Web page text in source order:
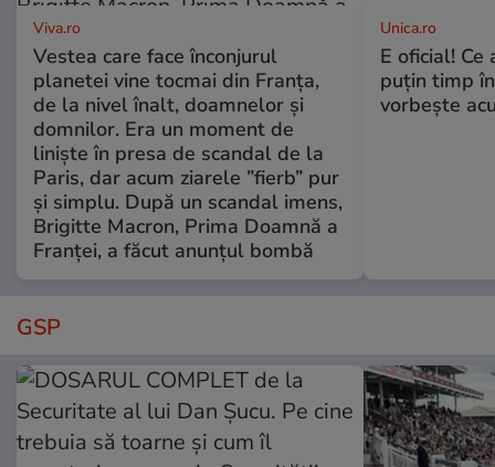
Viva.ro
Vestea care face înconjurul
planetei vine tocmai din Franța,
de la nivel înalt, doamnelor și
domnilor. Era un moment de
liniște în presa de scandal de la
Paris, dar acum ziarele ”fierb” pur
și simplu. După un scandal imens,
Brigitte Macron, Prima Doamnă a
Franței, a făcut anunțul bombă
Unica.ro
E oficial! Ce
puțin timp
vorbește
GSP